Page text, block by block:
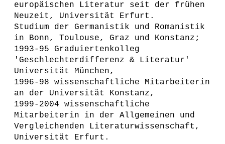
europäischen Literatur seit der frühen
Neuzeit, Universität Erfurt.
Studium der Germanistik und Romanistik
in Bonn, Toulouse, Graz und Konstanz;
1993-95 Graduiertenkolleg
'Geschlechterdifferenz & Literatur'
Universität München,
1996-98 wissenschaftliche Mitarbeiterin
an der Universität Konstanz,
1999-2004 wissenschaftliche
Mitarbeiterin in der Allgemeinen und
Vergleichenden Literaturwissenschaft,
Universität Erfurt.